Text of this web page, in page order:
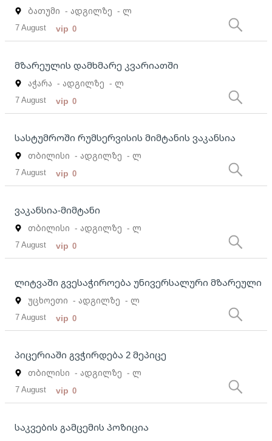
ბათუმი - ადგილზე - ლ
7 August vip 0
მზარეულის დამხმარე კვარიათში
აჭარა - ადგილზე - ლ
7 August vip 0
სასტუმროში რუმსერვისის მიმტანის ვაკანსია
თბილისი - ადგილზე - ლ
7 August vip 0
ვაკანსია-მიმტანი
თბილისი - ადგილზე - ლ
7 August vip 0
ლიტვაში გვესაჭიროება უნივერსალური მზარეული
უცხოეთი - ადგილზე - ლ
7 August vip 0
პიცერიაში გვჭირდება 2 მეპიცე
თბილისი - ადგილზე - ლ
7 August vip 0
საკვების გამცემის პოზიცია